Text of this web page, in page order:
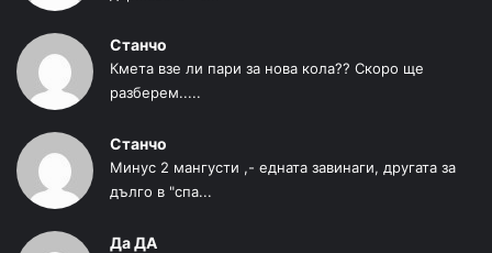
Станчо
Кмета взе ли пари за нова кола?? Скоро ще
разберем.....
Станчо
Минус 2 мангусти ,- едната завинаги, другата за
дълго в "спа...
Да ДА